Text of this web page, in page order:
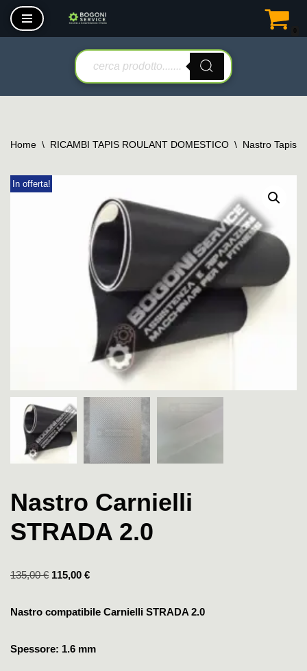
Vai
Home \ RICAMBI TAPIS ROULANT DOMESTICO \ Nastro Tapis
In offerta!
Nastro Carnielli
STRADA 2.0
135,00€ 115,00 €
Nastro compatibile Carnielli STRADA 2.0
Spessore: 1.6 mm